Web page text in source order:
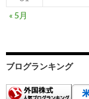
« 5月
ブログランキング